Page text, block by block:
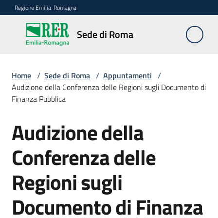
Vai al contenuto
Vai alla navigazione
Vai al footer
Regione Emilia-Romagna
Sede di Roma
Sede
di
Novità
Servizi
della
Sede
Conferenze
interistituzionali
Home / Sede di Roma / Appuntamenti /
Audizione della Conferenza delle Regioni sugli Documento di
Finanza Pubblica
Salta al contenuto
Audizione della
Conferenza delle
Regioni sugli
Documento di Finanza